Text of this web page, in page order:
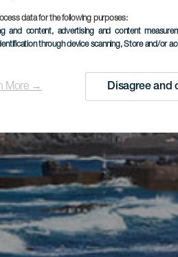
data for the following purposes:
and content, advertising and content
through device scanning, Store and/or
More → Disagree and